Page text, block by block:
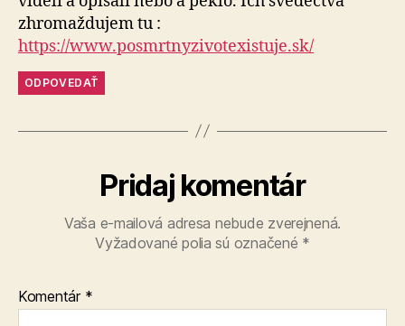
zhromaždujem tu :
https://www.posmrtnyzivotexistuje.sk/
ODPOVEDAŤ
Pridaj komentár
Vaša e-mailová adresa nebude zverejnená.
Vyžadované polia sú označené *
Komentár *